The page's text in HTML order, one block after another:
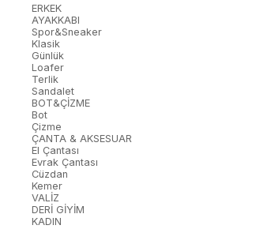
ERKEK
AYAKKABI
Spor&Sneaker
Klasik
Günlük
Loafer
Terlik
Sandalet
BOT&ÇİZME
Bot
Çizme
ÇANTA & AKSESUAR
El Çantası
Evrak Çantası
Cüzdan
Kemer
VALİZ
DERİ GİYİM
KADIN